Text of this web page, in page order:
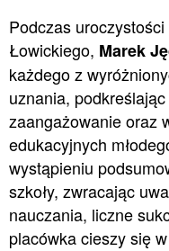
Podczas
Łowickiego, Marek
każdego z
uznania,
zaangażowanie oraz
edukacyjnych
wystąpieniu
szkoły, zwracając
nauczania, liczne
placówka cieszy się